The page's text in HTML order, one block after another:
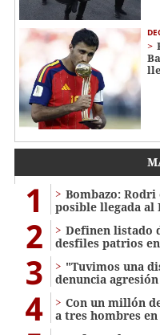
1
Bombazo:
posible llegada al
2
Definen listado
desfiles patrios
3
"Tuvimos una
denuncia
4
Con un millón
a tres hombres